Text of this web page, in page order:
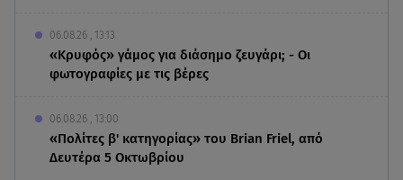
06.08.26 , 13:13
«Κρυφός» γάμος για διάσημο ζευγάρι; - Οι
φωτογραφίες με τις βέρες
06.08.26 , 13:00
«Πολίτες β' κατηγορίας» του Brian Friel, από
Δευτέρα 5 Οκτωβρίου